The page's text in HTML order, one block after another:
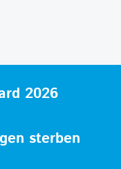
2026
sterben